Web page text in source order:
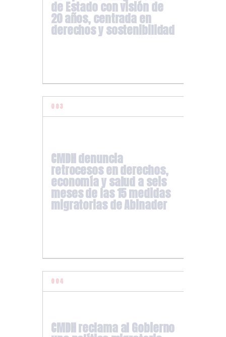
de Estado con visión de
20 años, centrada en
derechos y sostenibilidad
CMDH denuncia
retrocesos en derechos,
economía y salud a seis
meses de las 15 medidas
migratorias de Abinader
CMDH reclama al Gobierno